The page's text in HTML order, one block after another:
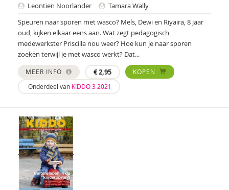
Marianne Boogaard
Sandra Boogert
Chantal Booi
Marije Boonstra
Martine Borgdorff
Rhodé van den Born
Anne Bos
Wanda Bosbaan
Betty Bosgoed
Leontien Noorlander
Tamara Wally
Speuren naar sporen met wasco? Mels, Dewi en Riyaira, 8 jaar
oud, kijken elkaar eens aan. Wat zegt pedagogisch
medewerkster Priscilla nou weer? Hoe kun je naar sporen
zoeken terwijl je met wasco werkt? Dat...
MEER INFO €2,95
KOPEN
Onderdeel van KIDDO 3 2021